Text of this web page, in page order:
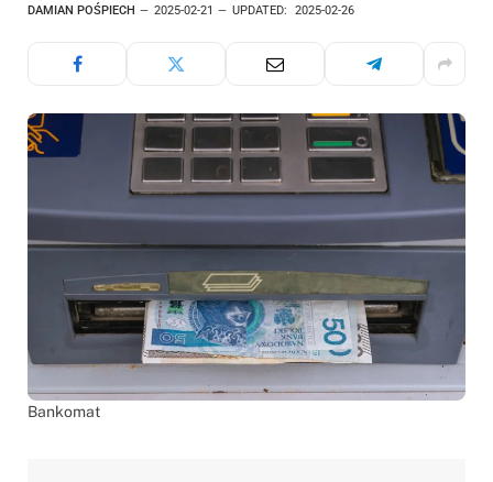
DAMIAN POŚPIECH 2025-02-21 UPDATED: 2025-02-26
Bankomat